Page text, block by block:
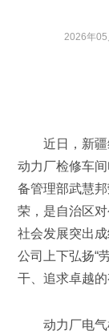
2026年
近日，新
动力厂检修车
备管理部武慧
荣，是自治区
社会发展突出
公司上下弘扬“
干、追求卓越的
动力厂电